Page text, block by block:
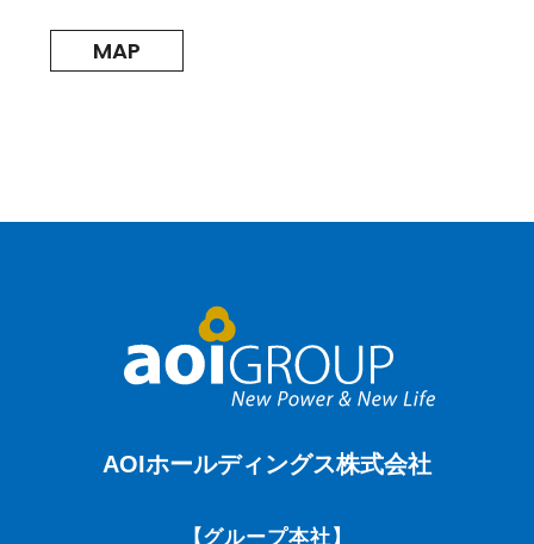
MAP
AOIホールディングス株式会社
【グループ本社】